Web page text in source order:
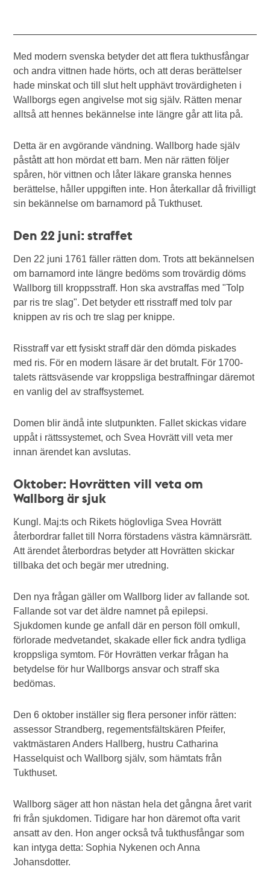
Med modern svenska betyder det att flera tukthusfångar
och andra vittnen hade hörts, och att deras berättelser
hade minskat och till slut helt upphävt trovärdigheten i
Wallborgs egen angivelse mot sig själv. Rätten menar
alltså att hennes bekännelse inte längre går att lita på.
Detta är en avgörande vändning. Wallborg hade själv
påstått att hon mördat ett barn. Men när rätten följer
spåren, hör vittnen och låter läkare granska hennes
berättelse, håller uppgiften inte. Hon återkallar då frivilligt
sin bekännelse om barnamord på Tukthuset.
Den 22 juni: straffet
Den 22 juni 1761 fäller rätten dom. Trots att bekännelsen
om barnamord inte längre bedöms som trovärdig döms
Wallborg till kroppsstraff. Hon ska avstraffas med "Tolp
par ris tre slag". Det betyder ett risstraff med tolv par
knippen av ris och tre slag per knippe.
Risstraff var ett fysiskt straff där den dömda piskades
med ris. För en modern läsare är det brutalt. För 1700-
talets rättsväsende var kroppsliga bestraffningar däremot
en vanlig del av straffsystemet.
Domen blir ändå inte slutpunkten. Fallet skickas vidare
uppåt i rättssystemet, och Svea Hovrätt vill veta mer
innan ärendet kan avslutas.
Oktober: Hovrätten vill veta om
Wallborg är sjuk
Kungl. Maj:ts och Rikets höglovliga Svea Hovrätt
återbordrar fallet till Norra förstadens västra kämnärsrätt.
Att ärendet återbordras betyder att Hovrätten skickar
tillbaka det och begär mer utredning.
Den nya frågan gäller om Wallborg lider av fallande sot.
Fallande sot var det äldre namnet på epilepsi.
Sjukdomen kunde ge anfall där en person föll omkull,
förlorade medvetandet, skakade eller fick andra tydliga
kroppsliga symtom. För Hovrätten verkar frågan ha
betydelse för hur Wallborgs ansvar och straff ska
bedömas.
Den 6 oktober inställer sig flera personer inför rätten:
assessor Strandberg, regementsfältskären Pfeifer,
vaktmästaren Anders Hallberg, hustru Catharina
Hasselquist och Wallborg själv, som hämtats från
Tukthuset.
Wallborg säger att hon nästan hela det gångna året varit
fri från sjukdomen. Tidigare har hon däremot ofta varit
ansatt av den. Hon anger också två tukthusfångar som
kan intyga detta: Sophia Nykenen och Anna
Johansdotter.